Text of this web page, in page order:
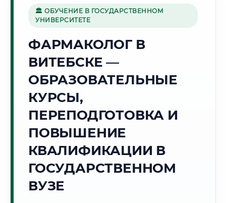
🎨
Г. ВИТЕБСК
02:08:56
2026 г.
🌅 Восход:
📍 Региональная справка
Субъект:
🏛 ОБУЧЕНИЕ В ГОСУДАРСТВЕННОМ
УНИВЕРСИТЕТЕ
ФАРМАКОЛОГ В
ВИТЕБСКЕ —
ОБРАЗОВАТЕЛЬНЫЕ
КУРСЫ,
ПЕРЕПОДГОТОВКА И
ПОВЫШЕНИЕ
КВАЛИФИКАЦИИ В
ГОСУДАРСТВЕННОМ
ВУЗЕ